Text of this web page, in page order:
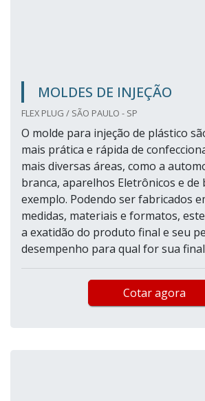
MOLDES DE INJEÇÃO
FLEX PLUG / SÃO PAULO - SP
O molde para injeção de plástico
mais prática e rápida de
mais diversas áreas, como a
branca, aparelhos Eletrônicos e
exemplo. Podendo ser fabricados
medidas, materiais e formatos,
a exatidão do produto final e seu
desempenho para qual for sua
Cotar agora